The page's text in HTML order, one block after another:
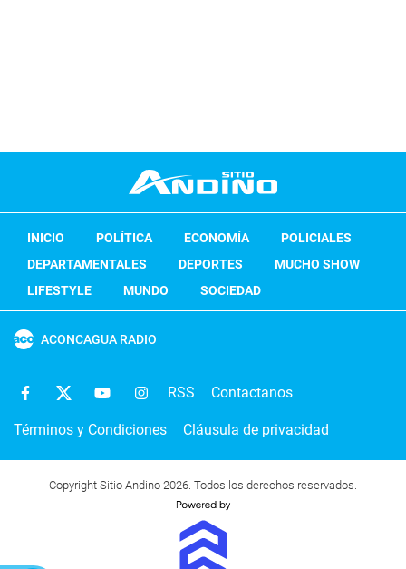
INICIO POLÍTICA ECONOMÍA
POLICIALES
DEPARTAMENTALES
DEPORTES
MUCHO SHOW
LIFESTYLE
MUNDO SOCIEDAD
ACONCAGUA RADIO
RSS Contactanos
Términos y Condiciones Cláusula de privacidad
Copyright Sitio Andino 2026. Todos los derechos reservados.